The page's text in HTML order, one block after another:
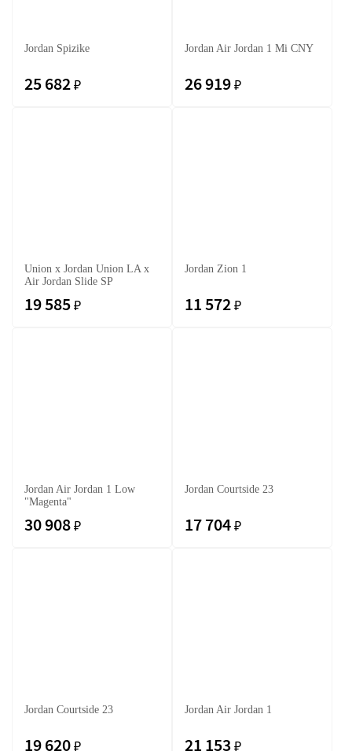
Jordan Spizike
25 682 ₽
Jordan Air Jordan 1 Mi CNY
26 919 ₽
Union x Jordan Union LA x
Air Jordan Slide SP
19 585 ₽
Jordan Zion 1
11 572 ₽
Jordan Air Jordan 1 Low
"Magenta"
30 908 ₽
Jordan Courtside 23
17 704 ₽
Jordan Courtside 23
19 620 ₽
Jordan Air Jordan 1
21 153 ₽